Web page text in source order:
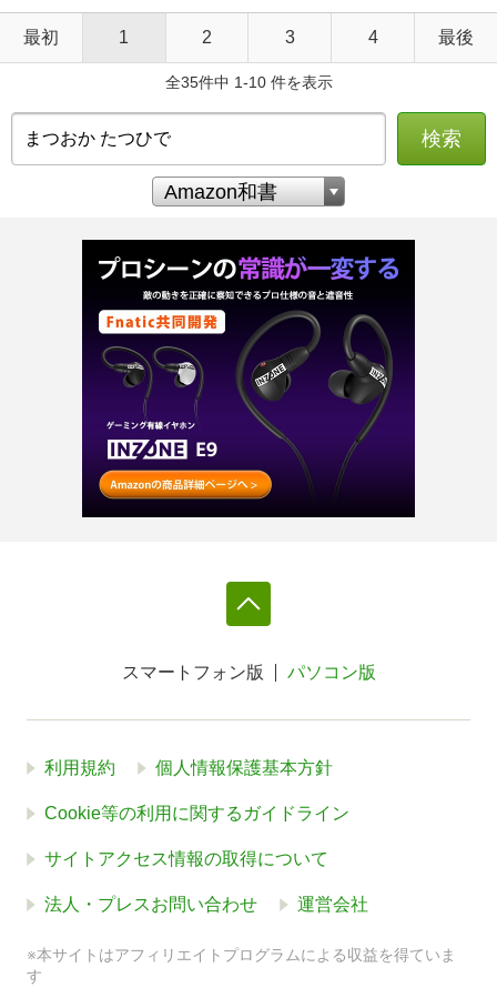
最初 1 2 3 4 最後
全35件中 1-10 件を表示
検索
スマートフォン版 パソコン版
利用規約 個人情報保護基本方針
Cookie等の利用に関するガイドライン
サイトアクセス情報の取得について
法人・プレスお問い合わせ 運営会社
※本サイトはアフィリエイトプログラムによる収益を得ていま
す